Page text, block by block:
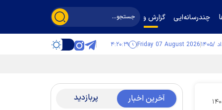
چندرسانه‌ایی گزارش و گفت‌وگو
Friday 07 August 2026 ۴:۲۰:۲۹
۱۲ آخرین اخبار پربازدید